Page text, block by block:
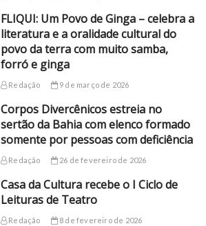
FLIQUI: Um Povo de Ginga – celebra a
literatura e a oralidade cultural do
povo da terra com muito samba,
forró e ginga
Redação 9 de março de 2026
Corpos Divercênicos estreia no
sertão da Bahia com elenco formado
somente por pessoas com deficiência
Redação 26 de fevereiro de 2026
Casa da Cultura recebe o I Ciclo de
Leituras de Teatro
Redação 8 de fevereiro de 2026